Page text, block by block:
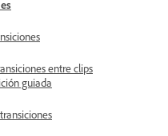
entre clips
guiada